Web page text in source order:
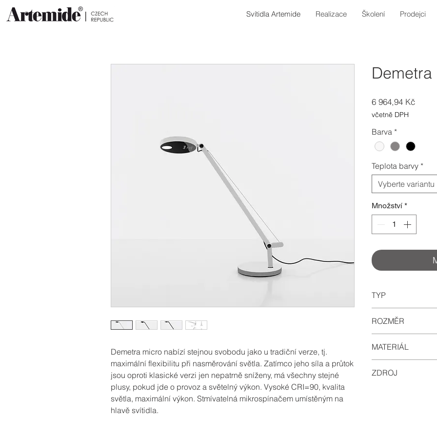
Svítidla Artemide Realizace Školení Prodejci
Demetra micro nabízí stejnou svobodu jako u tradiční verze, tj.
maximální flexibilitu při nasměrování světla. Zatímco jeho síla a průtok
jsou oproti klasické verzi jen nepatrně sníženy, má všechny stejné
plusy, pokud jde o provoz a světelný výkon. Vysoké CRI=90, kvalita
světla, maximální výkon. Stmívatelná mikrospínačem umístěným na
hlavě svítidla.
Demetra
6 964,94 KčCena
včetně DPH
Barva *
Teplota barvy *
Vyberte variantu
Množství *
TYP
ROZMĚR
MATERIÁL
ZDROJ